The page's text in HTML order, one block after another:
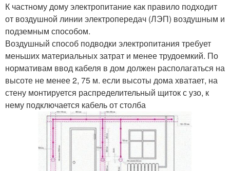
К частному дому электропитание как правило подходит
от воздушной линии электропередач (ЛЭП) воздушным и
подземным способом.
Воздушный способ подводки электропитания требует
меньших материальных затрат и менее трудоемкий. По
нормативам ввод кабеля в дом должен располагаться на
высоте не менее 2, 75 м. если высоты дома хватает, на
стену монтируется распределительный щиток с узо, к
нему подключается кабель от столба